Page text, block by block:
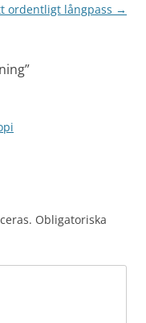
ordentligt långpass →
”
Obligatoriska